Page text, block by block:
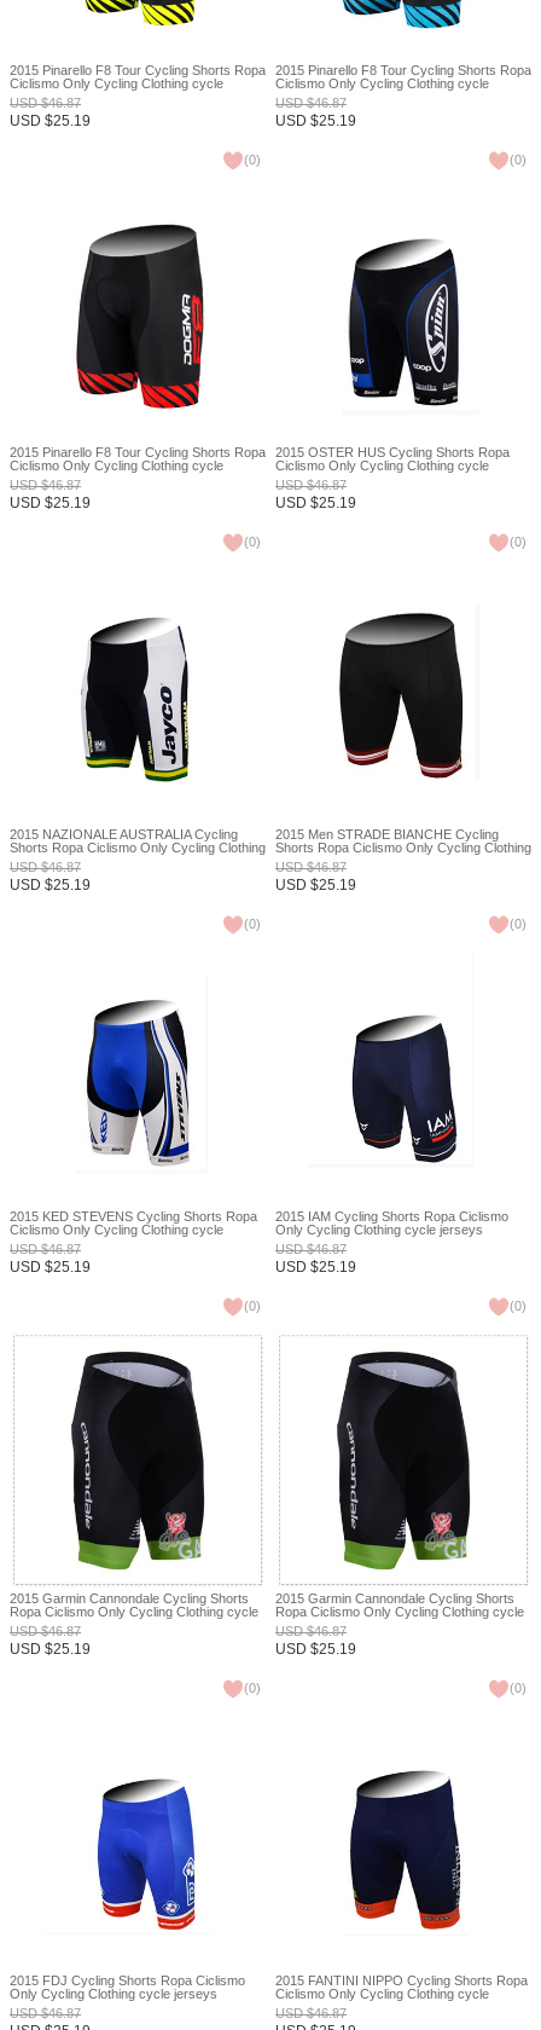
2015 Pinarello F8 Tour Cycling Shorts Ropa
Ciclismo Only Cycling Clothing cycle
jerseys Ciclismo bicicletas maillot ciclismo
XXS
USD$46.87
USD $25.19
(0)
2015 Pinarello F8 Tour Cycling Shorts Ropa
Ciclismo Only Cycling Clothing cycle
jerseys Ciclismo bicicletas maillot ciclismo
XXS
USD$46.87
USD $25.19
(0)
2015 Pinarello F8 Tour Cycling Shorts Ropa
Ciclismo Only Cycling Clothing cycle
jerseys Ciclismo bicicletas maillot ciclismo
XXS
USD$46.87
USD $25.19
(0)
2015 OSTER HUS Cycling Shorts Ropa
Ciclismo Only Cycling Clothing cycle
jerseys Ciclismo bicicletas maillot ciclismo
XXS
USD$46.87
USD $25.19
(0)
2015 NAZIONALE AUSTRALIA Cycling
Shorts Ropa Ciclismo Only Cycling Clothing
cycle jerseys Ciclismo bicicletas maillot
ciclismo XXS
USD$46.87
USD $25.19
(0)
2015 Men STRADE BIANCHE Cycling
Shorts Ropa Ciclismo Only Cycling Clothing
cycle jerseys Ciclismo bicicletas maillot
ciclismo XXS
USD$46.87
USD $25.19
(0)
2015 KED STEVENS Cycling Shorts Ropa
Ciclismo Only Cycling Clothing cycle
jerseys Ciclismo bicicletas maillot ciclismo
XXS
USD$46.87
USD $25.19
(0)
2015 IAM Cycling Shorts Ropa Ciclismo
Only Cycling Clothing cycle jerseys
Ciclismo bicicletas maillot ciclismo XXS
USD$46.87
USD $25.19
(0)
2015 Garmin Cannondale Cycling Shorts
Ropa Ciclismo Only Cycling Clothing cycle
jerseys Ciclismo bicicletas maillot ciclismo
XXS
USD$46.87
USD $25.19
(0)
2015 Garmin Cannondale Cycling Shorts
Ropa Ciclismo Only Cycling Clothing cycle
jerseys Ciclismo bicicletas maillot ciclismo
XXS
USD$46.87
USD $25.19
(0)
2015 FDJ Cycling Shorts Ropa Ciclismo
Only Cycling Clothing cycle jerseys
Ciclismo bicicletas maillot ciclismo XXS
USD$46.87
2015 FANTINI NIPPO Cycling Shorts Ropa
Ciclismo Only Cycling Clothing cycle
jerseys Ciclismo bicicletas maillot ciclismo
XXS
USD$46.87